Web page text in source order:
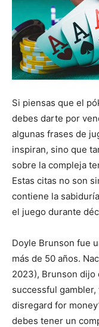
Si piensas que el
debes darte por
algunas frases de
inspiran, sino que
sobre la compleja
Estas citas no son
contiene la
el juego durante
Doyle Brunson fue
más de 50 años.
2023), Brunson dijo
successful
disregard for
debes tener un